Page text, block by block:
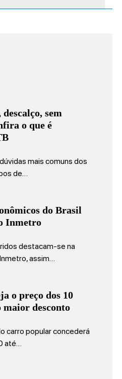
sem
o que é
mais comuns dos
de…
do Brasil
Inmetro
destacam-se na
assim…
o preço dos 10
maior desconto
carro popular concederá
até…